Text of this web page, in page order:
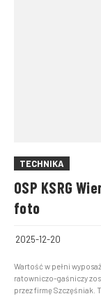
TECHNIKA
OSP KSRG
foto
2025-12-20
Wartość w pełni
ratowniczo-gaśniczy
przez firmę Szczęśniak.